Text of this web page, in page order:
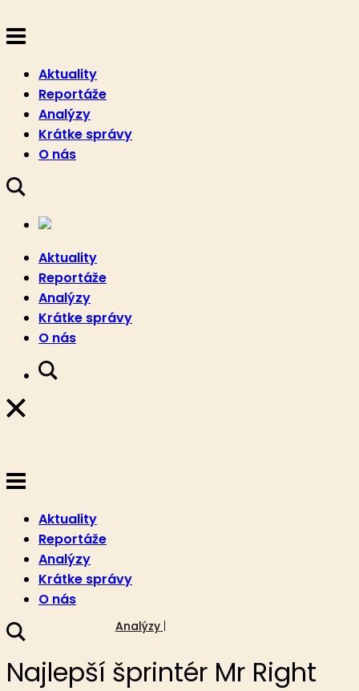
Aktuality
Reportáže
Analýzy
Krátke správy
O nás
Aktuality
Reportáže
Analýzy
Krátke správy
O nás
Aktuality
Reportáže
Analýzy
Krátke správy
O nás
Analýzy
Najlepší šprintér Mr Right